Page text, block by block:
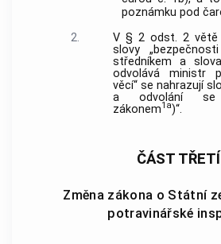
poznámku pod
2.
V § 2 odst. 2 větě
slovy
středníkem a
odvolává ministr
věcí“ se nahrazují
a odvolání se
zákonem1a)“.
ČÁST TŘETÍ
Změna zákona o Státní
potravinářské